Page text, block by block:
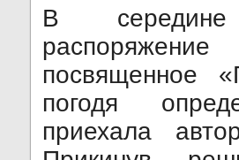
В
распоряжение
посвя­щенное
погодя
приехала